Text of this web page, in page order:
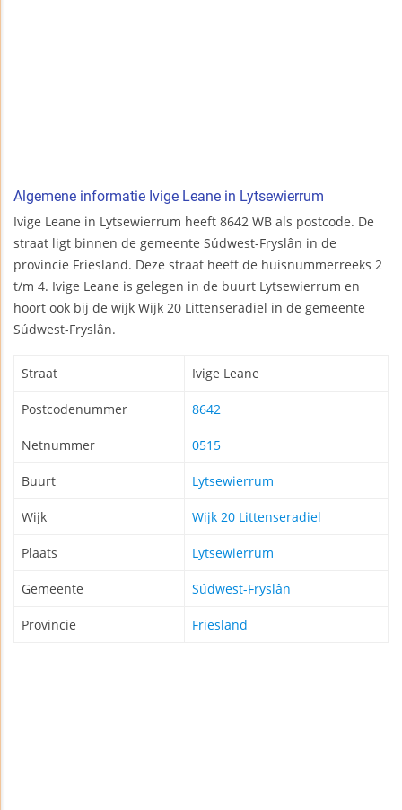
Algemene informatie Ivige Leane in Lytsewierrum
Ivige Leane in Lytsewierrum heeft 8642 WB als postcode. De
straat ligt binnen de gemeente Súdwest-Fryslân in de
provincie Friesland. Deze straat heeft de huisnummerreeks 2
t/m 4. Ivige Leane is gelegen in de buurt Lytsewierrum en
hoort ook bij de wijk Wijk 20 Littenseradiel in de gemeente
Súdwest-Fryslân.
Straat Ivige Leane
Postcodenummer 8642
Netnummer 0515
Buurt Lytsewierrum
Wijk Wijk 20 Littenseradiel
Plaats Lytsewierrum
Gemeente Súdwest-Fryslân
Provincie Friesland